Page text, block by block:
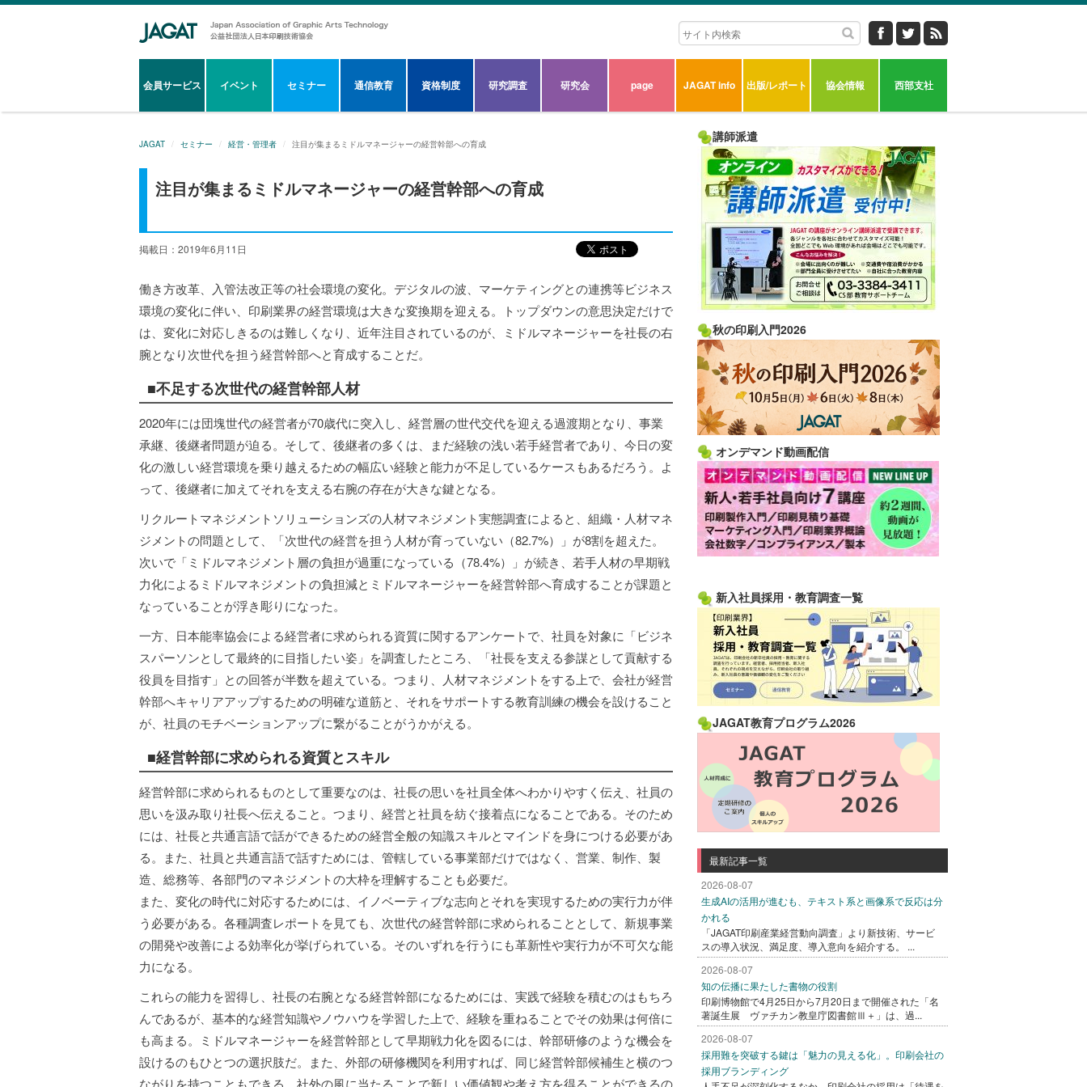
会員サービス イベント セミナー 通信教育 資格制度 研究調査 研究会 page JAGAT info 出版/レポート 協会情報 西部支社
JAGAT セミナー 経営・管理者 注目が集まるミドルマネージャーの経営幹部への育成
注目が集まるミドルマネージャーの経営幹部への育成
掲載日：2019年6月11日
働き方改革、入管法改正等の社会環境の変化。デジタルの波、マーケティングとの連携等ビジネス
環境の変化に伴い、印刷業界の経営環境は大きな変換期を迎える。トップダウンの意思決定だけで
は、変化に対応しきるのは難しくなり、近年注目されているのが、ミドルマネージャーを社長の右
腕となり次世代を担う経営幹部へと育成することだ。
■不足する次世代の経営幹部人材
2020年には団塊世代の経営者が70歳代に突入し、経営層の世代交代を迎える過渡期となり、事業
承継、後継者問題が迫る。そして、後継者の多くは、まだ経験の浅い若手経営者であり、今日の変
化の激しい経営環境を乗り越えるための幅広い経験と能力が不足しているケースもあるだろう。よ
って、後継者に加えてそれを支える右腕の存在が大きな鍵となる。
リクルートマネジメントソリューションズの人材マネジメント実態調査によると、組織・人材マネ
ジメントの問題として、「次世代の経営を担う人材が育っていない（82.7%）」が8割を超えた。
次いで「ミドルマネジメント層の負担が過重になっている（78.4%）」が続き、若手人材の早期戦
力化によるミドルマネジメントの負担減とミドルマネージャーを経営幹部へ育成することが課題と
なっていることが浮き彫りになった。
一方、日本能率協会による経営者に求められる資質に関するアンケートで、社員を対象に「ビジネ
スパーソンとして最終的に目指したい姿」を調査したところ、「社長を支える参謀として貢献する
役員を目指す」との回答が半数を超えている。つまり、人材マネジメントをする上で、会社が経営
幹部へキャリアアップするための明確な道筋と、それをサポートする教育訓練の機会を設けること
が、社員のモチベーションアップに繋がることがうかがえる。
■経営幹部に求められる資質とスキル
経営幹部に求められるものとして重要なのは、社長の思いを社員全体へわかりやすく伝え、社員の
思いを汲み取り社長へ伝えること。つまり、経営と社員を紡ぐ接着点になることである。そのため
には、社長と共通言語で話ができるための経営全般の知識スキルとマインドを身につける必要があ
る。また、社員と共通言語で話すためには、管轄している事業部だけではなく、営業、制作、製
造、総務等、各部門のマネジメントの大枠を理解することも必要だ。
また、変化の時代に対応するためには、イノベーティブな志向とそれを実現するための実行力が伴
う必要がある。各種調査レポートを見ても、次世代の経営幹部に求められることとして、新規事業
の開発や改善による効率化が挙げられている。そのいずれを行うにも革新性や実行力が不可欠な能
力になる。
これらの能力を習得し、社長の右腕となる経営幹部になるためには、実践で経験を積むのはもちろ
んであるが、基本的な経営知識やノウハウを学習した上で、経験を重ねることでその効果は何倍に
も高まる。ミドルマネージャーを経営幹部として早期戦力化を図るには、幹部研修のような機会を
設けるのもひとつの選択肢だ。また、外部の研修機関を利用すれば、同じ経営幹部候補生と横のつ
ながりを持つこともできる。社外の風に当たることで新しい価値観や考え方を得ることができるの
講師派遣
秋の印刷入門2026
オンデマンド動画配信
新入社員採用・教育調査一覧
JAGAT教育プログラム2026
最新記事一覧
2026-08-07
生成AIの活用が進むも、テキスト系と画像系で反応は分
かれる
「JAGAT印刷産業経営動向調査」より新技術、サービ
スの導入状況、満足度、導入意向を紹介する。 ...
2026-08-07
知の伝播に果たした書物の役割
印刷博物館で4月25日から7月20日まで開催された「名
著誕生展 ヴァチカン教皇庁図書館Ⅲ＋」は、過...
2026-08-07
採用難を突破する鍵は「魅力の見える化」。印刷会社の
採用ブランディング